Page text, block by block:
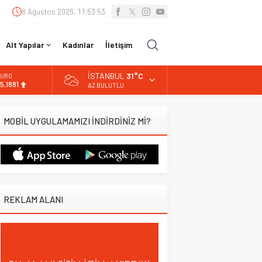
8 Ağustos 2026, 11:53:54
Alt Yapılar Kadınlar İletişim
13.779,39
DOLAR
İSTANBUL 31°C
AZ BULUTLU
MOBİL UYGULAMAMIZI İNDİRDİNİZ Mİ?
REKLAM ALANI